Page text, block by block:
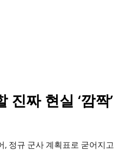
짜 현실 ‘깜짝’
정규 군사 계획표로 굳어지